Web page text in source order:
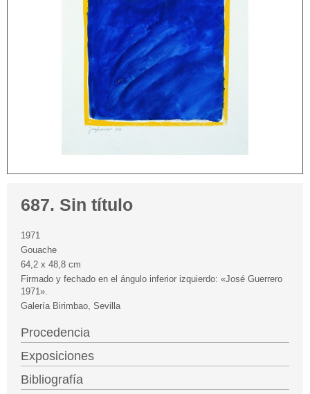
687. Sin título
1971
Gouache
64,2 x 48,8 cm
Firmado y fechado en el ángulo inferior izquierdo: «José Guerrero
1971».
Galería Birimbao, Sevilla
Procedencia
Exposiciones
Bibliografía